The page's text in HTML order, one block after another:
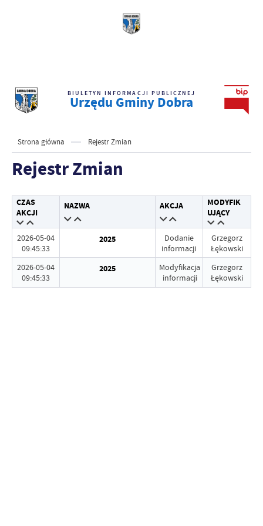
BIULETYN INFORMACJI PUBLICZNEJ
Urzędu Gminy Dobra
Strona główna Rejestr Zmian
Rejestr Zmian
CZAS
AKCJI
NAZWA AKCJA
MODYFIK
UJĄCY
2026-05-04
09:45:33
2025
Dodanie
informacji
Grzegorz
Łękowski
2026-05-04
09:45:33
2025
Modyfikacja
informacji
Grzegorz
Łękowski